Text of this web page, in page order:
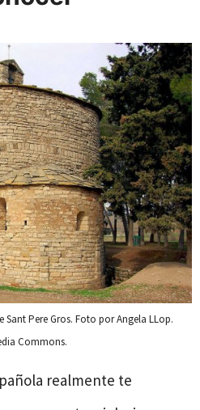
Sant Pere Gros. Foto por Angela LLop.
Commons.
realmente te